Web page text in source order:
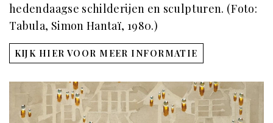
hedendaagse schilderijen en sculpturen. (Foto:
Tabula, Simon Hantaï, 1980.)
KIJK HIER VOOR MEER INFORMATIE